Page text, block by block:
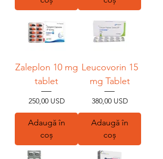
Zaleplon 10 mg
tablet
Preț
250,00 USD
Adaugă în
coș
Leucovorin 15
mg Tablet
Preț
380,00 USD
Adaugă în
coș